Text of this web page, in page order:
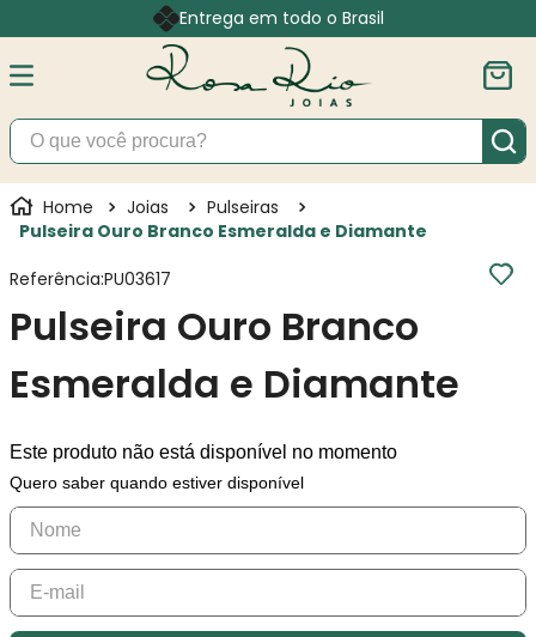
Entrega em todo o Brasil
O que você procura?
Joias
Pulseiras
Pulseira Ouro Branco Esmeralda e Diamante
Referência:PU03617
Pulseira Ouro Branco
Esmeralda e Diamante
Este produto não está disponível no momento
Quero saber quando estiver disponível